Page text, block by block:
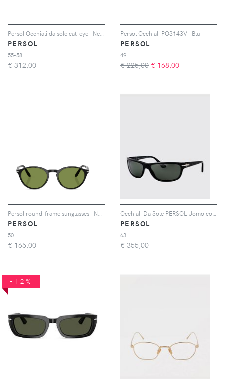
PERSOL
55-58
€ 312,00
Persol Occhiali PO3143V - Blu
PERSOL
49
€ 225,00 € 168,00
PERSOL
50
€ 165,00
PERSOL
63
€ 355,00
-12%